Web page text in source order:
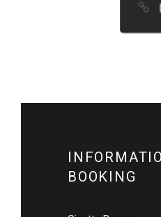
BOOKING